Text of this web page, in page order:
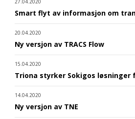
27.04.2020
Smart flyt av informasjon om
20.04.2020
Ny versjon av TRACS Flow
15.04.2020
Triona styrker Sokigos
14.04.2020
Ny versjon av TNE